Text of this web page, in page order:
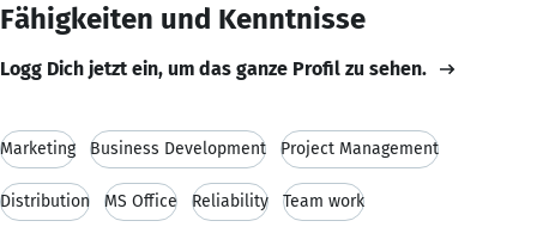
Fähigkeiten und Kenntnisse
Logg Dich jetzt ein, um das ganze Profil zu sehen.
Marketing Business Development Project Management
Distribution MS Office Reliability Team work